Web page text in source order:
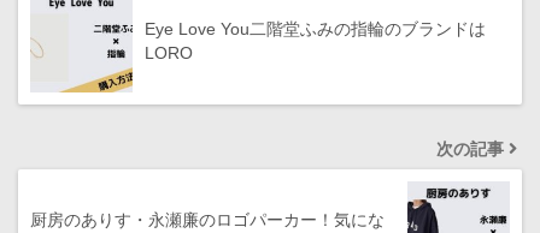
Eye Love You二階堂ふみの指輪のブランドは
LORO
次の記事
厨房のありす・永瀬廉のロゴパーカー！気にな